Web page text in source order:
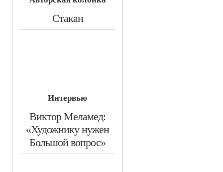
​Стакан
Интервью
​Виктор Меламед:
«Художнику нужен
Большой вопрос»